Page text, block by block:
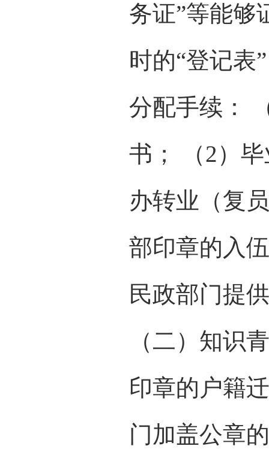
务证”等能够
时的“登记表
分配手续：
书； （2）
办转业（复
部印章的入
民政部门提
（二）知识
印章的户籍
门加盖公章